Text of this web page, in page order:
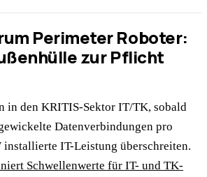
Perimeter Roboter:
zur Pflicht
in den KRITIS-Sektor IT/TK, sobald
Datenverbindungen pro
IT-Leistung überschreiten.
Schwellenwerte für IT- und TK-